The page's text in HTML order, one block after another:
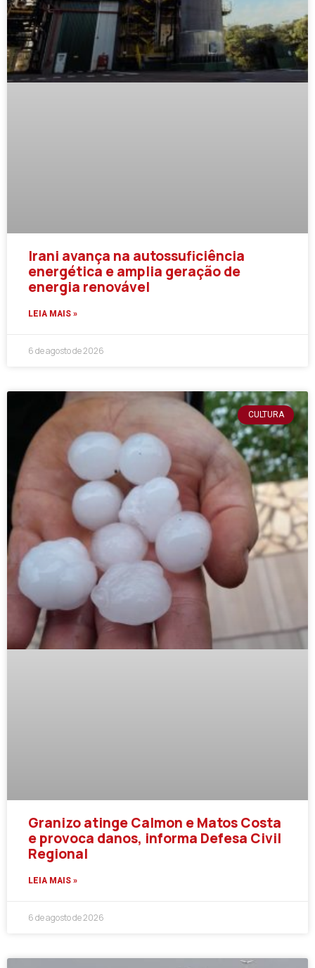
Irani avança na autossuficiência
energética e amplia geração de
energia renovável
LEIA MAIS »
6 de agosto de 2026
CULTURA
Granizo atinge Calmon e Matos Costa
e provoca danos, informa Defesa Civil
Regional
LEIA MAIS »
6 de agosto de 2026